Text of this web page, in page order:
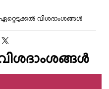
വിശദാംശങ്ങൾ